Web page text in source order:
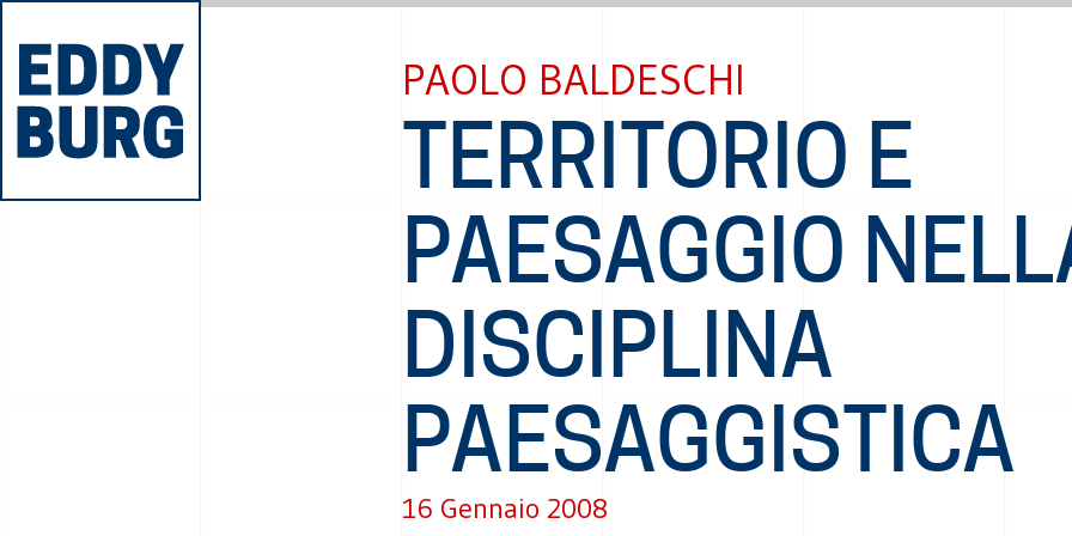
PAOLO BALDESCHI
TERRITORIO E
PAESAGGIO
DISCIPLINA
PAESAGGISTICA
16 Gennaio 2008